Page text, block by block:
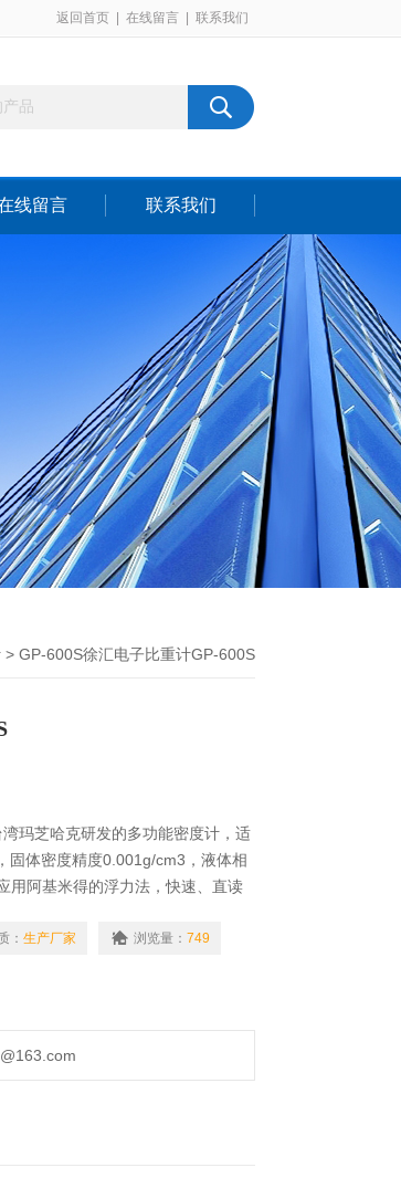
返回首页 在线留言 联系我们
线留言 联系我们
> GP-600S徐汇电子比重计GP-600S
玛芝哈克研发的多功能密度计，适
固体密度精度0.001g/cm3，液体相
用阿基米得的浮力法，快速、直读
： 生产厂家 浏览量： 749